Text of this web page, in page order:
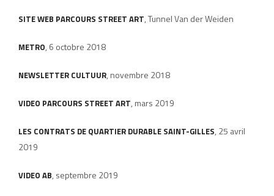
SITE WEB PARCOURS STREET ART, Tunnel Van der Weiden
METRO, 6 octobre 2018
NEWSLETTER CULTUUR, novembre 2018
VIDEO PARCOURS STREET ART, mars 2019
LES CONTRATS DE QUARTIER DURABLE SAINT-GILLES, 25 avril
2019
VIDEO AB, septembre 2019